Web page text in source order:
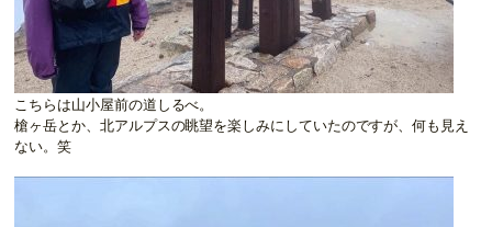
こちらは山小屋前の道しるべ。
槍ヶ岳とか、北アルプスの眺望を楽しみにしていたのですが、何も見え
ない。笑